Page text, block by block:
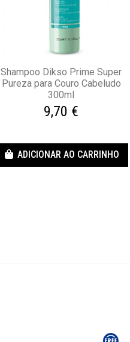
Shampoo Dikso Prime Super
Pureza para Couro Cabeludo
300ml
9,70 €
ADICIONAR AO CARRINHO